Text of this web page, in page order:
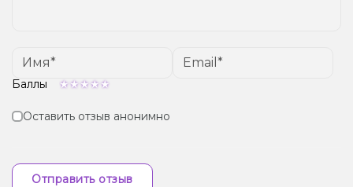
Баллы
Оставить отзыв анонимно
Отправить отзыв